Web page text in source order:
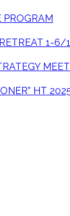
1-6/
HT